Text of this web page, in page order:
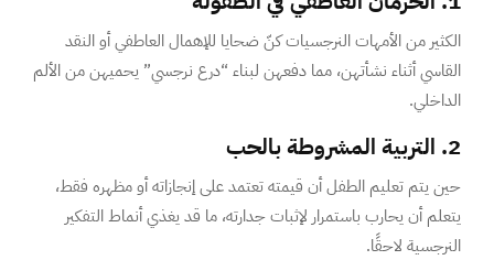
الكثير من الأمهات النرجسيات كنّ ضحايا للإهمال العاطفي أو النقد
القاسي أثناء نشأتهن، مما دفعهن لبناء “درع نرجسي” يحميهن من الألم
الداخلي.
2. التربية المشروطة بالحب
حين يتم تعليم الطفل أن قيمته تعتمد على إنجازاته أو مظهره فقط،
يتعلم أن يحارب باستمرار لإثبات جدارته، ما قد يغذي أنماط التفكير
النرجسية لاحقًا.